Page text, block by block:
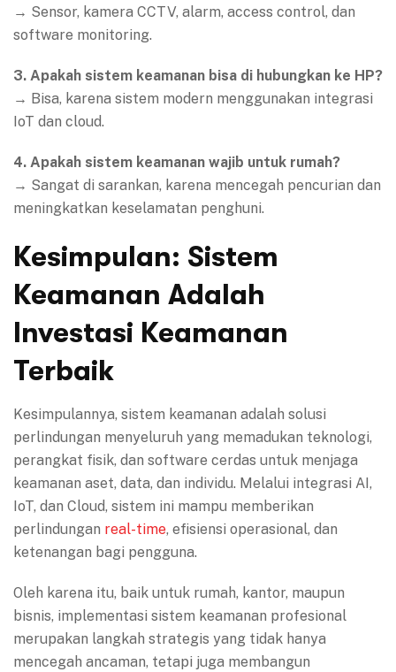
→ Sensor, kamera CCTV, alarm, access control, dan
software monitoring.
3. Apakah sistem keamanan bisa di hubungkan ke HP?
→ Bisa, karena sistem modern menggunakan integrasi
IoT dan cloud.
4. Apakah sistem keamanan wajib untuk rumah?
→ Sangat di sarankan, karena mencegah pencurian dan
meningkatkan keselamatan penghuni.
Kesimpulan: Sistem
Keamanan Adalah
Investasi Keamanan
Terbaik
Kesimpulannya, sistem keamanan adalah solusi
perlindungan menyeluruh yang memadukan teknologi,
perangkat fisik, dan software cerdas untuk menjaga
keamanan aset, data, dan individu. Melalui integrasi AI,
IoT, dan Cloud, sistem ini mampu memberikan
perlindungan real-time, efisiensi operasional, dan
ketenangan bagi pengguna.
Oleh karena itu, baik untuk rumah, kantor, maupun
bisnis, implementasi sistem keamanan profesional
merupakan langkah strategis yang tidak hanya
mencegah ancaman, tetapi juga membangun